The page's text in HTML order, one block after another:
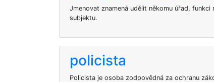
Jmenovat znamená udělit někomu úřad, funkci
subjektu.
policista
Policista je osoba zodpovědná za ochranu